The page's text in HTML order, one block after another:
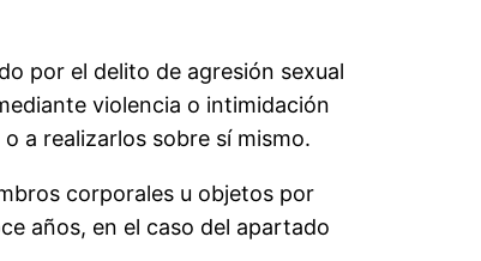
por el delito de agresión sexual
violencia o intimidación
a realizarlos sobre sí mismo.
corporales u objetos por
años, en el caso del apartado